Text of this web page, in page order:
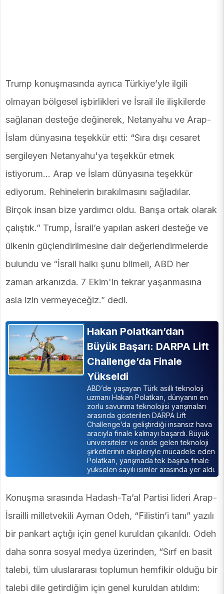
Trump konuşmasında ayrıca Türkiye’yle ilgili
olmayan bölgesel işbirlikleri ve İsrail ile ilişkilerde
sağlanan desteğe değinerek, Netanyahu ve Arap-
İslam dünyasına teşekkür etti: “Sıra dışı cesaret
sergileyen Netanyahu'ya teşekkür etmek
istiyorum... Arap ve İslam dünyasına teşekkür
ediyorum. Rehinelerin bırakılmasını sağladılar.
Birçok insan bize yardımcı oldu. Barışa ortak olarak
çalıştık.” Trump, İsrail’e yapılan askeri desteğe ve
ülkenin güçlendirilmesine dair değerlendirmelerde
bulundu ve “İsrail halkı şunu bilmeli, ABD her
zaman arkanızda. 7 Ekim'in tekrar yaşanmasına
asla izin vermeyeceğiz.” dedi.
Hakan Polatkan’dan
Büyük Başarı: DARPA Lift
Challenge’da Finale
Yükseldi
ABD’de yaşayan Türk asıllı teknoloji
uzmanı Hakan Polatkan, dünyanın en
zorlu savunma teknolojisi yarışmaları
arasında gösterilen DARPA Lift
Challenge’da geliştirdiği insansız hava
aracıyla finale kalmayı başardı. Büyük
üniversiteler ve önde gelen teknoloji
şirketlerinin ekipleriyle mücadele eden
Polatkan, yarışmada tek başına finale
yükselen sayılı isimler arasında yer aldı.
Konuşma sırasında Hadash-Ta’al Partisi lideri Arap-
İsrailli milletvekili Ayman Odeh, “Filistin’i tanı” yazılı
bir pankart açtığı için genel kuruldan çıkarıldı. Odeh
daha sonra sosyal medya üzerinden, “Sırf en basit
talebi, tüm uluslararası toplumun hemfikir olduğu bir
talebi dile getirdiğim için genel kuruldan atıldım: